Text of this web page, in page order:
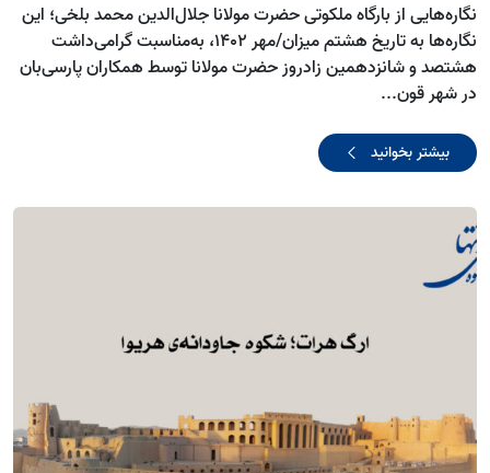
نگاره‌هایی از بارگاه ملکوتی حضرت مولانا جلال‌الدین محمد بلخی؛ این
نگاره‌ها به تاریخ هشتم میزان/مهر 1402، به‌مناسبت گرامی‌داشت
هشتصد و شانزدهمین زادروز حضرت مولانا توسط همکاران پارسی‌بان
در شهر قون...
بیشتر بخوانید